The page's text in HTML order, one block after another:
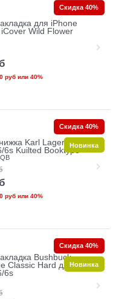
для iPhone
Wild Flower
руб или40%
Скидка 40%
Karl Lagerfeld для
6s Kuilted Booktype
руб или40%
Скидка 40%
Новинка
Bushbuck
Classic Hard для Apple
6s
Скидка 40%
Новинка